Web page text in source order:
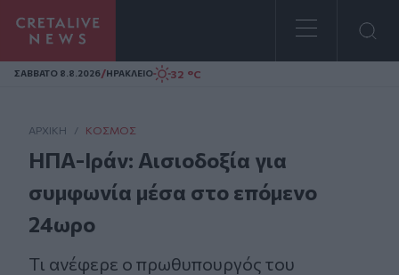
Homepage
ΣAΒΒΑΤΟ 8.8.2026/ΗΡΑΚΛΕΙΟ 32 °C
ΑΡΧΙΚΗ / ΚΌΣΜΟΣ
ΗΠΑ-Ιράν: Αισιοδοξία για
συμφωνία μέσα στο επόμενο
24ωρο
Τι ανέφερε ο πρωθυπουργός του